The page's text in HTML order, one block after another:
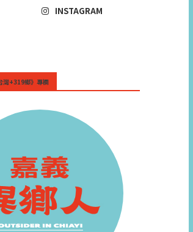
INSTAGRAM
灣+319鄉》專欄